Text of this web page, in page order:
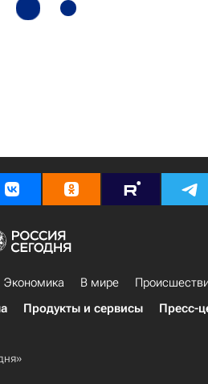
Экономика В мире
Продукты и сервисы Пресс-